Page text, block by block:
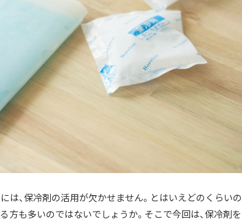
は、保冷剤の活用が欠かせません。とはいえどのくらいの
方も多いのではないでしょうか。そこで今回は、保冷剤を